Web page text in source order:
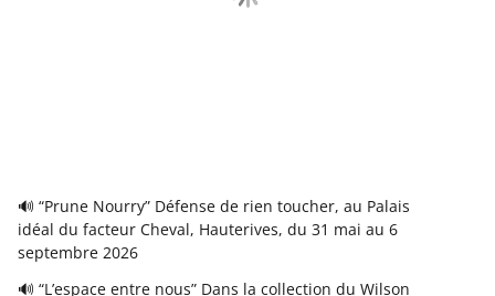
🔊 “Prune Nourry” Défense de rien toucher, au Palais
idéal du facteur Cheval, Hauterives, du 31 mai au 6
septembre 2026
🔊 “L’espace entre nous” Dans la collection du Wilson